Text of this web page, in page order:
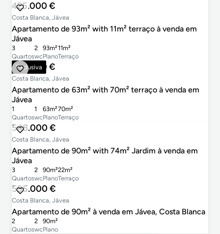
425.000 €
Costa Blanca, Jávea
Apartamento de 93m² with 11m² terraço à venda em
Jávea
Quartos
3
wc
2
Plano
93m²
Terraço
11m²
Exclusiva
385.000 €
Costa Blanca, Jávea
Apartamento de 63m² with 70m² terraço à venda em
Jávea
Quartos
1
wc
1
Plano
63m²
Terraço
70m²
548.000 €
Costa Blanca, Jávea
Apartamento de 90m² with 74m² Jardim à venda em
Jávea
Quartos
3
wc
2
Plano
90m²
Terraço
22m²
595.000 €
Costa Blanca, Jávea
Apartamento de 90m² à venda em Jávea, Costa Blanca
Quartos
2
wc
2
Plano
90m²